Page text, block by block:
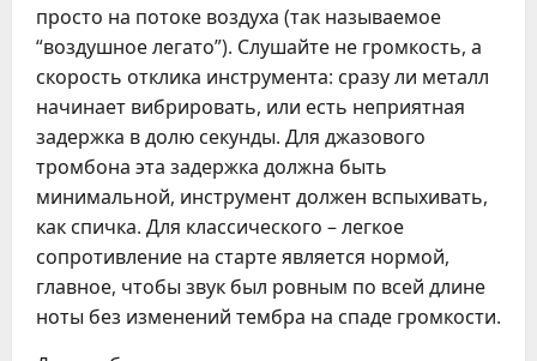
просто на потоке воздуха (так называемое
“воздушное легато”). Слушайте не громкость, а
скорость отклика инструмента: сразу ли металл
начинает вибрировать, или есть неприятная
задержка в долю секунды. Для джазового
тромбона эта задержка должна быть
минимальной, инструмент должен вспыхивать,
как спичка. Для классического – легкое
сопротивление на старте является нормой,
главное, чтобы звук был ровным по всей длине
ноты без изменений тембра на спаде громкости.